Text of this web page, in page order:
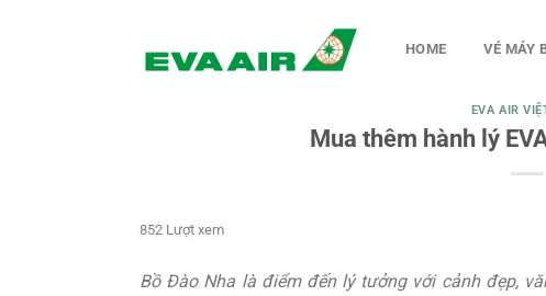
HOME VÉ MÁY
EVA AIR
Mua thêm hành lý
852 Lượt xem
Bồ Đào Nha là điểm đến lý tưởng với cảnh đẹp,